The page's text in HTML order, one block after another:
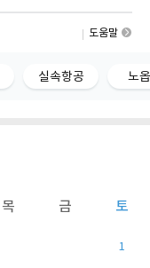
도움말
실속항공 노
목 금 토
1